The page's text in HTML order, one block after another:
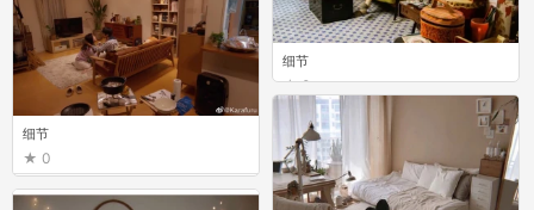
细节
0
细节
0
细节
0